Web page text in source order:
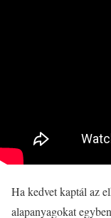
Ha kedvet kaptál az
alapanyagokat